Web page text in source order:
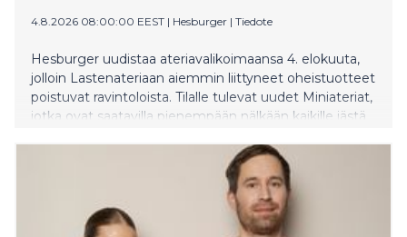
4.8.2026 08:00:00 EEST | Hesburger | Tiedote
Hesburger uudistaa ateriavalikoimaansa 4. elokuuta,
jolloin Lastenateriaan aiemmin liittyneet oheistuotteet
poistuvat ravintoloista. Tilalle tulevat uudet Miniateriat,
jotka ovat saatavilla pienempään nälkään kaikille iästä
useiden sormisyötäväannosten hintoja.